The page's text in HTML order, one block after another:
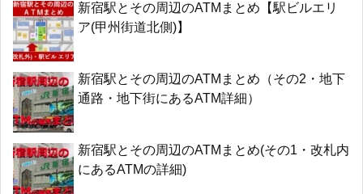
新宿駅とその周辺のATMまとめ【駅ビルエリ
ア(甲州街道北側)】
新宿駅とその周辺のATMまとめ（その2・地下
通路・地下街にあるATM詳細）
新宿駅とその周辺のATMまとめ(その1・改札内
にあるATMの詳細)